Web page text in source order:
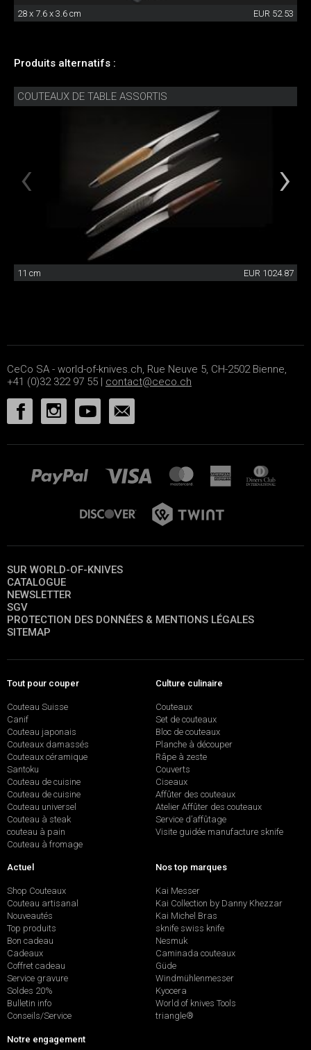
28 x 7.6 x 3.6 cm EUR 52.53
Produits alternatifs :
COUTEAUX DE TABLE ASSORTIS
11 cm EUR 1024.87
CeCo SA - world-of-knives.ch, Rue Neuve 5, CH-2502 Bienne,
+41 (0)32 322 97 55 | contact@ceco.ch
SUR WORLD-OF-KNIVES
CATALOGUE
NEWSLETTER
SGV
PROTECTION DES DONNÉES & MENTIONS LÉGALES
SITEMAP
Tout pour couper
Couteau Suisse
Canif
Couteau japonais
Couteaux damassés
Couteaux céramique
Santoku
Couteau de cuisine
Couteau de cuisine
Couteau universel
Couteau à steak
couteau à pain
Couteau à fromage
Culture culinaire
Couteaux
Set de couteaux
Bloc de couteaux
Planche à découper
Râpe à zeste
Couverts
Ciseaux
Affûter des couteaux
Atelier Affûter des couteaux
Service d’affûtage
Visite guidée manufacture sknife
Actuel
Shop Couteaux
Couteau artisanal
Nouveautés
Top produits
Bon cadeau
Cadeaux
Coffret cadeau
Service gravure
Soldes 20%
Bulletin info
Conseils/Service
Nos top marques
Kai Messer
Kai Collection by Danny Khezzar
Kai Michel Bras
sknife swiss knife
Nesmuk
Caminada couteaux
Güde
Windmühlenmesser
Kyocera
World of knives Tools
triangle®
Notre engagement